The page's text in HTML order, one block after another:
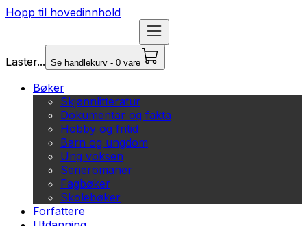
Hopp til hovedinnhold
Laster... Se handlekurv - 0 vare
Bøker
Skjønnlitteratur
Dokumentar og fakta
Hobby og fritid
Barn og ungdom
Ung voksen
Serieromaner
Fagbøker
Skolebøker
Forfattere